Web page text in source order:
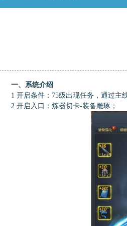
一、系统介绍
1 开启条件：75级出现任务，通过主线
2 开启入口：炼器切卡-装备雕琢；